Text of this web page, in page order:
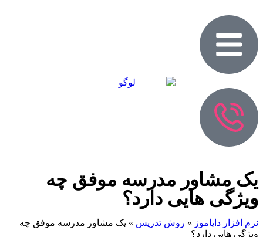
مشاور مدرسه موفق چه
هایی دارد؟
افزار دایاموز» روش تدریس» یک مشاور مدرسه موفق چه
هایی دارد؟